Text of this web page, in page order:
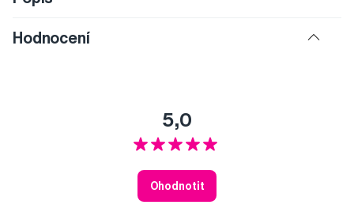
Hodnocení
5,0
Ohodnotit